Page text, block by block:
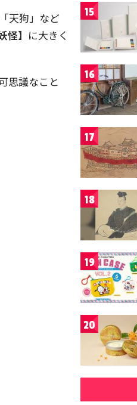
天狗」など
】 に大きく
思議なこと
15
16
17
18
19
20